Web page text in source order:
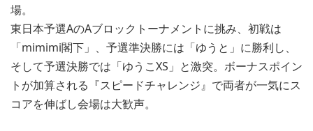
場。
東日本予選AのAブロックトーナメントに挑み、初戦は
「mimimi閣下」、予選準決勝には「ゆうと」に勝利し、
そして予選決勝では「ゆうこXS」と激突。ボーナスポイン
トが加算される『スピードチャレンジ』で両者が一気にス
コアを伸ばし会場は大歓声。